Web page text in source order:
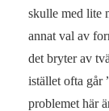
skulle med lite
annat val av
det bryter av
istället ofta går
problemet här